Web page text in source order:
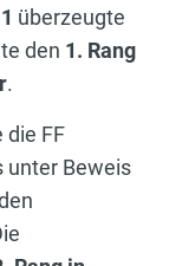
überzeugte
den 1. Rang
.
die FF
unter Beweis